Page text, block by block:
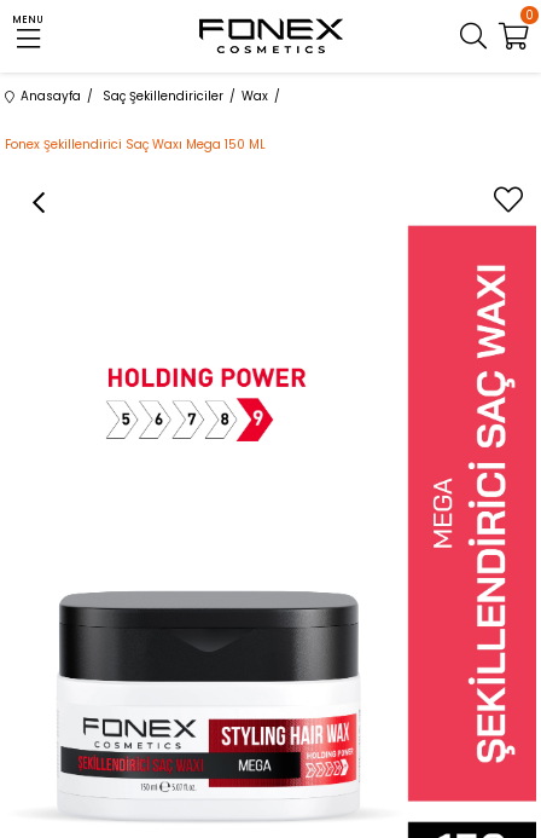
MENU 0
Anasayfa Saç Şekillendiriciler Wax
Fonex Şekillendirici Saç Waxı Mega 150 ML